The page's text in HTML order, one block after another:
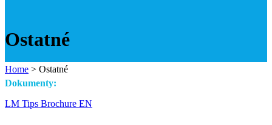
Ostatné
Home > Ostatné
Dokumenty:
LM Tips Brochure EN